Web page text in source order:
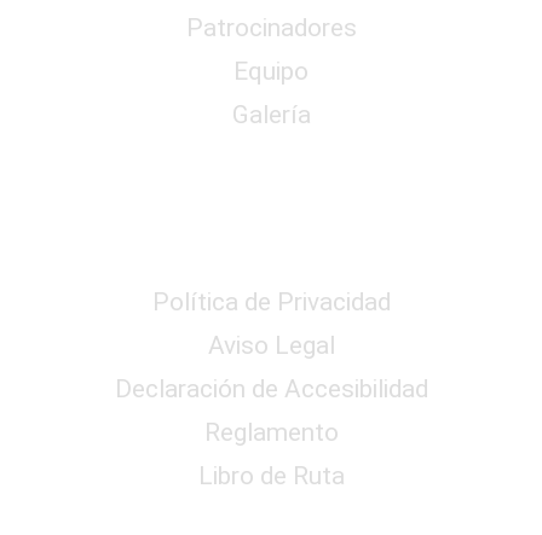
Patrocinadores
Equipo
Galería
Política de Privacidad
Aviso Legal
Declaración de Accesibilidad
Reglamento
Libro de Ruta